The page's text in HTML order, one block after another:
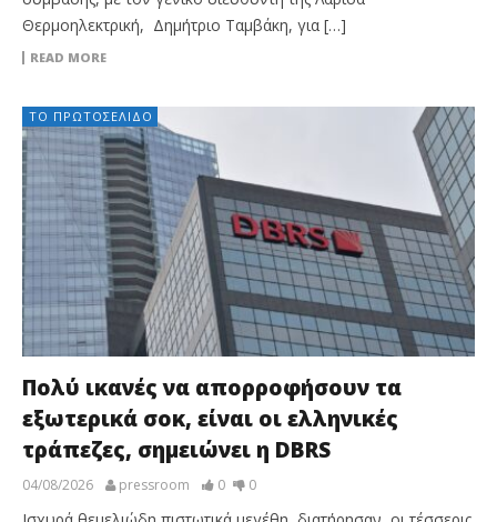
Θερμοηλεκτρική, Δημήτριο Ταμβάκη, για […]
READ MORE
ΤΟ ΠΡΩΤΟΣΈΛΙΔΟ
Πολύ ικανές να απορροφήσουν τα
εξωτερικά σοκ, είναι οι ελληνικές
τράπεζες, σημειώνει η DBRS
04/08/2026 pressroom 0 0